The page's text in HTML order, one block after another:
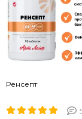
Ренсепт